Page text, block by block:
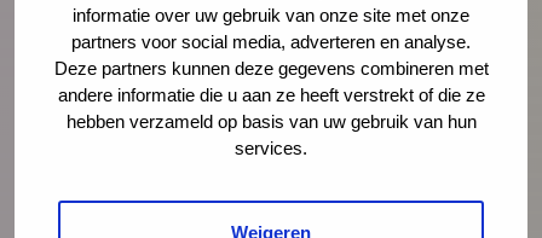
informatie over uw gebruik van onze site met onze
partners voor social media, adverteren en analyse.
Deze partners kunnen deze gegevens combineren met
andere informatie die u aan ze heeft verstrekt of die ze
hebben verzameld op basis van uw gebruik van hun
services.
Weigeren
Nieuws 26 februari 2026